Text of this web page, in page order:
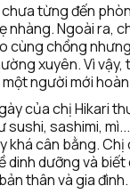
từng đến
nhàng. Ngoài ra,
cùng chồng
xuyên. Vì
người mới
của chị Hikari
sushi, sashimi,
khá cân bằng.
dinh dưỡng và
thân và gia đình.